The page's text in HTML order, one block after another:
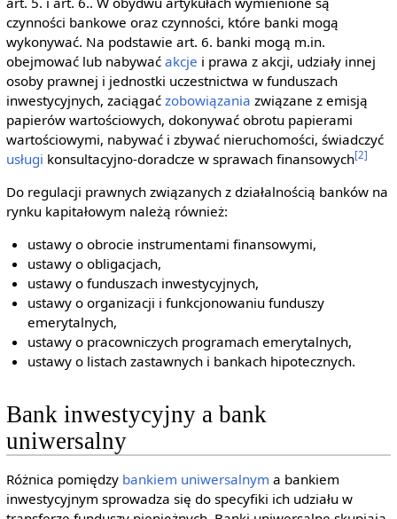
czynności bankowe oraz czynności, które banki mogą
wykonywać. Na podstawie art. 6. banki mogą m.in.
obejmować lub nabywać akcje i prawa z akcji, udziały innej
osoby prawnej i jednostki uczestnictwa w funduszach
inwestycyjnych, zaciągać zobowiązania związane z emisją
papierów wartościowych, dokonywać obrotu papierami
wartościowymi, nabywać i zbywać nieruchomości, świadczyć
usługi konsultacyjno-doradcze w sprawach finansowych[2]
Do regulacji prawnych związanych z działalnością banków na
rynku kapitałowym należą również:
ustawy o obrocie instrumentami finansowymi,
ustawy o obligacjach,
ustawy o funduszach inwestycyjnych,
ustawy o organizacji i funkcjonowaniu funduszy
emerytalnych,
ustawy o pracowniczych programach emerytalnych,
ustawy o listach zastawnych i bankach hipotecznych.
Bank inwestycyjny a bank
uniwersalny
Różnica pomiędzy bankiem uniwersalnym a bankiem
inwestycyjnym sprowadza się do specyfiki ich udziału w